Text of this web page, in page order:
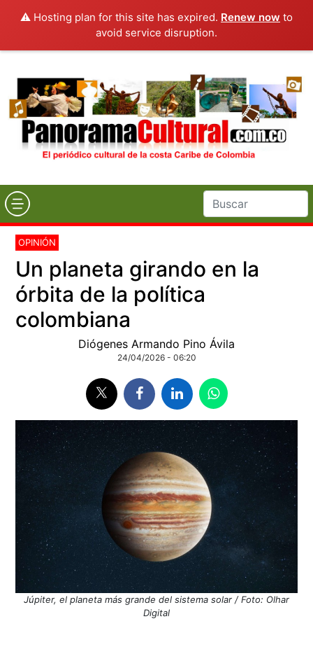
⚠️ Hosting plan for this site has expired. Renew now to
avoid service disruption.
OPINIÓN
Un planeta girando en la
órbita de la política
colombiana
Diógenes Armando Pino Ávila
24/04/2026 - 06:20
Júpiter, el planeta más grande del sistema solar / Foto: Olhar
Digital